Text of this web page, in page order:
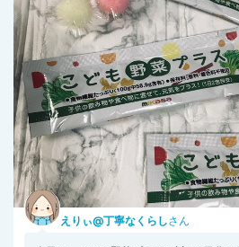
えりぃ@丁寧なくらしさん